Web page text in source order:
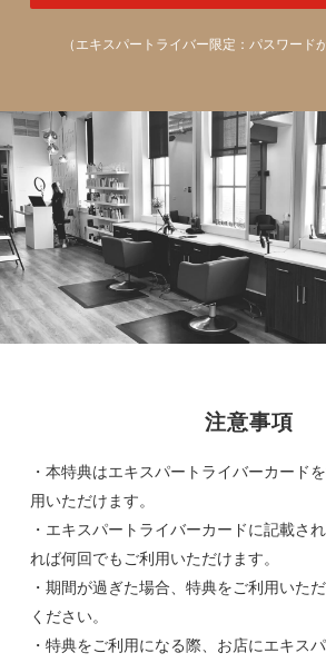
（エキスパートライバー限定：パスワード
注意事項
・本特典はエキスパートライバーカード
用いただけます。
・エキスパートライバーカードに記載さ
れば何回でもご利用いただけます。
・期間が過ぎた場合、特典をご利用いた
ください。
・特典をご利用になる際、お店にエキス